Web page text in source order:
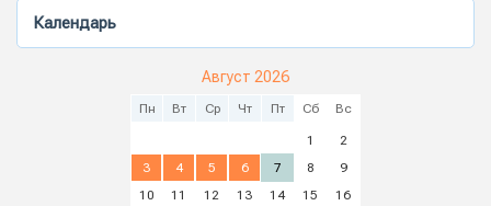
Календарь
Август 2026
Пн Вт Ср Чт Пт Сб Вс
1
2
3
4 5 6 7 8
9
10
11 12 13 14 15
16